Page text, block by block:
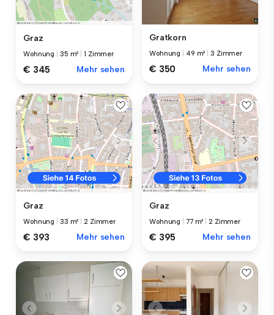
Graz
Wohnung 35 m² |1 Zimmer
€ 345 Mehr sehen
Gratkorn
Wohnung 49 m² |3 Zimmer
€ 350 Mehr sehen
Graz
Wohnung 33 m² |2 Zimmer
€ 393 Mehr sehen
Graz
Wohnung 77 m² |2 Zimmer
€ 395 Mehr sehen